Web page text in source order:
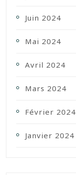
Juin 2024
Mai 2024
Avril 2024
Mars 2024
Février 2024
Janvier 2024